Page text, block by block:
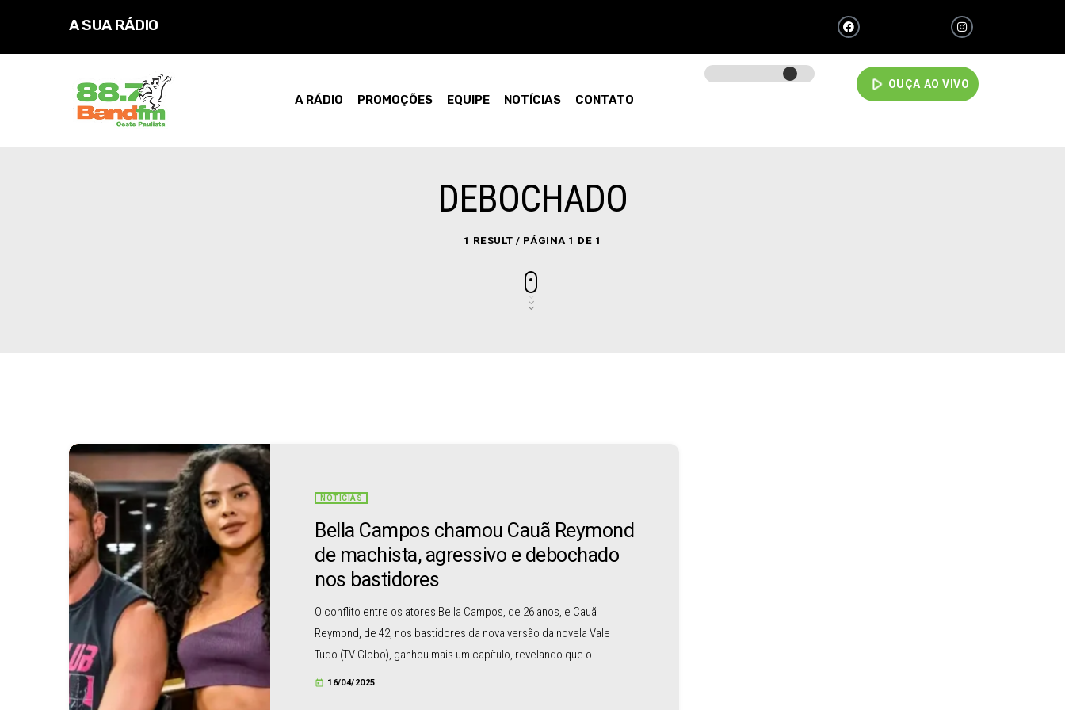
A SUA RÁDIO
A RÁDIO PROMOÇÕES EQUIPE NOTÍCIAS CONTATO
play_arrow OUÇA AO VIVO
DEBOCHADO
1 RESULT / PÁGINA 1 DE 1
NOTÍCIAS
Bella Campos chamou Cauã Reymond
de machista, agressivo e debochado
nos bastidores
O conflito entre os atores Bella Campos, de 26 anos, e Cauã
Reymond, de 42, nos bastidores da nova versão da novela Vale
Tudo (TV Globo), ganhou mais um capítulo, revelando que o
desentendimento entre os dois começou muito antes da recente
today 16/04/2025